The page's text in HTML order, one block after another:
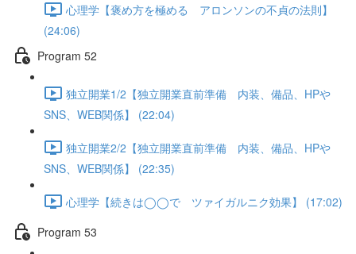
心理学【褒め方を極める アロンソンの不貞の法則】
(24:06)
Program 52
独立開業1/2【独立開業直前準備 内装、備品、HPや
SNS、WEB関係】 (22:04)
独立開業2/2【独立開業直前準備 内装、備品、HPや
SNS、WEB関係】 (22:35)
心理学【続きは◯◯で ツァイガルニク効果】 (17:02)
Program 53